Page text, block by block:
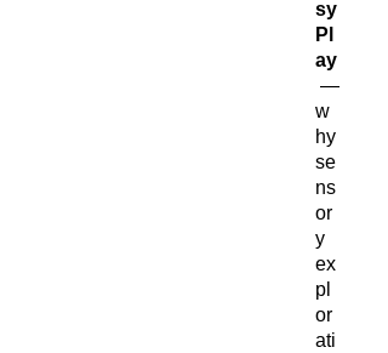
sy
Pl
ay
—
w
hy
se
ns
or
y
ex
pl
or
ati